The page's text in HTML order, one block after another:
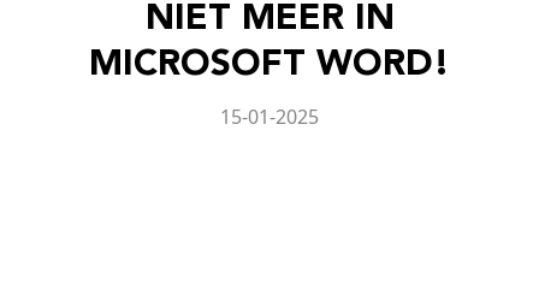
NIET MEER IN
MICROSOFT WORD!
15-01-2025